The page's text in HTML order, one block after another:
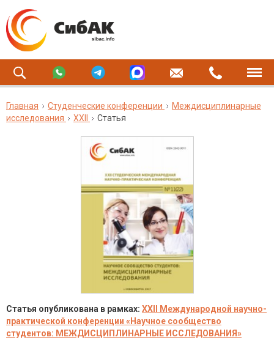
Главная Студенческие конференции
Междисциплинарные
исследования
XXII Статья
Статья опубликована в рамках: XXII Международной научно-
практической конференции «Научное сообщество
студентов: МЕЖДИСЦИПЛИНАРНЫЕ ИССЛЕДОВАНИЯ»